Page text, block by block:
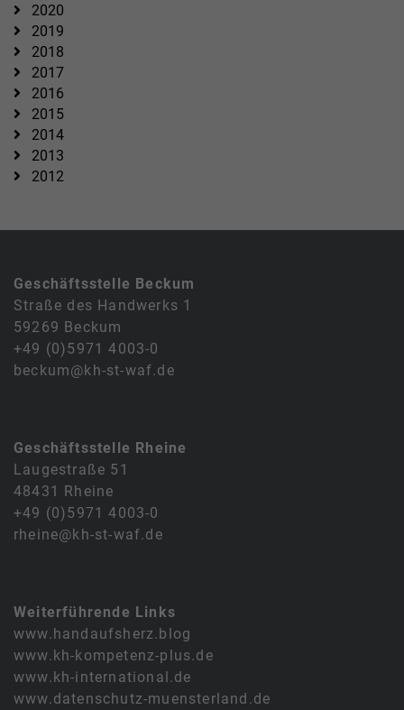
2020
2019
2018
2017
2016
2015
2014
2013
2012
Geschäftsstelle Beckum
Straße des Handwerks 1
59269 Beckum
+49 (0)5971 4003-0
beckum@kh-st-waf.de
Geschäftsstelle Rheine
Laugestraße 51
48431 Rheine
+49 (0)5971 4003-0
rheine@kh-st-waf.de
Weiterführende Links
www.handaufsherz.blog
www.kh-kompetenz-plus.de
www.kh-international.de
www.datenschutz-muensterland.de